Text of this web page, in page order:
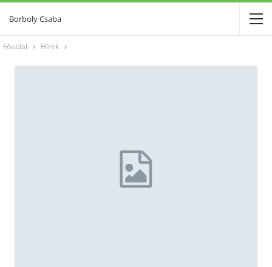
Borboly Csaba
Főoldal Hírek